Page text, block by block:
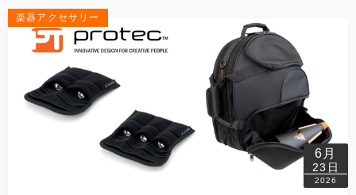
楽器アクセサリー
6月
23日
2026